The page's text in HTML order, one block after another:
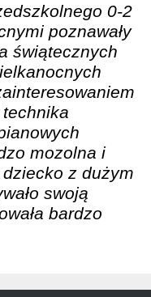
0-2
poznawały
świątecznych
mozolna i
dziecko z dużym
swoją
bardzo